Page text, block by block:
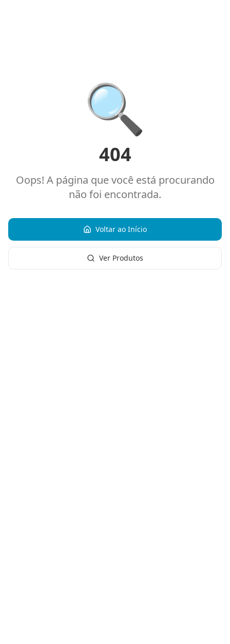
🔍
404
Oops! A página que você está procurando
não foi encontrada.
Voltar ao Início
Ver Produtos